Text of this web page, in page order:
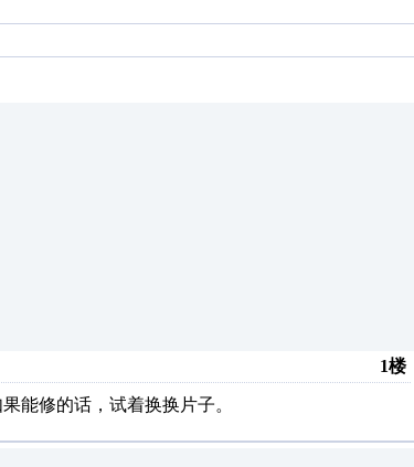
1楼
能修的话，试着换换片子。